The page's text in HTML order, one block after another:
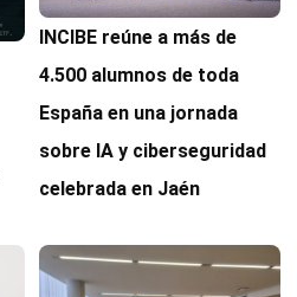
INCIBE reúne a más de
4.500 alumnos de toda
España en una jornada
sobre IA y ciberseguridad
celebrada en Jaén